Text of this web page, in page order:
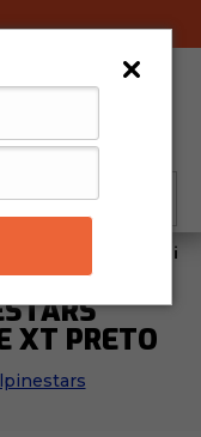
Alpinestars
XT PRETO